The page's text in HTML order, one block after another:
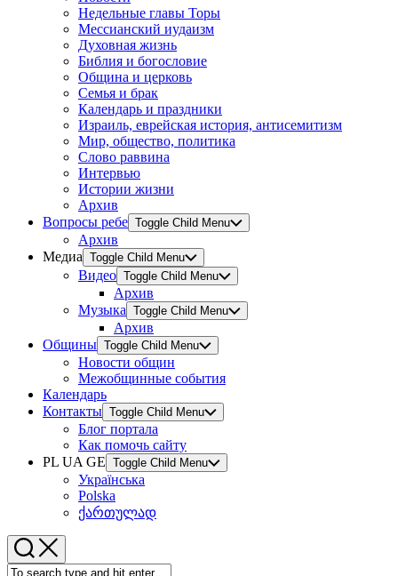
Недельные главы Торы
Мессианский иудаизм
Духовная жизнь
Библия и богословие
Община и церковь
Семья и брак
Календарь и праздники
Израиль, еврейская история, антисемитизм
Мир, общество, политика
Слово раввина
Интервью
Истории жизни
Архив
Вопросы ребе Toggle Child Menu
Архив
Медиа Toggle Child Menu
Видео Toggle Child Menu
Архив
Музыка Toggle Child Menu
Архив
Общины Toggle Child Menu
Новости общин
Межобщинные события
Календарь
Контакты Toggle Child Menu
Блог портала
Как помочь сайту
PL UA GE Toggle Child Menu
Українська
Polska
ქართულად